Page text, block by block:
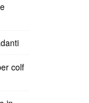
colf